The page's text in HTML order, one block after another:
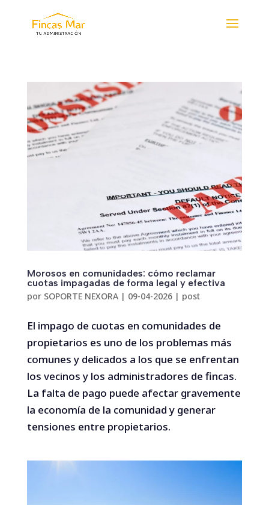
Morosos en comunidades: cómo reclamar
cuotas impagadas de forma legal y efectiva
por SOPORTE NEXORA| 09-04-2026| post
El impago de cuotas en comunidades de
propietarios es uno de los problemas más
comunes y delicados a los que se enfrentan
los vecinos y los administradores de fincas.
La falta de pago puede afectar gravemente
la economía de la comunidad y generar
tensiones entre propietarios.